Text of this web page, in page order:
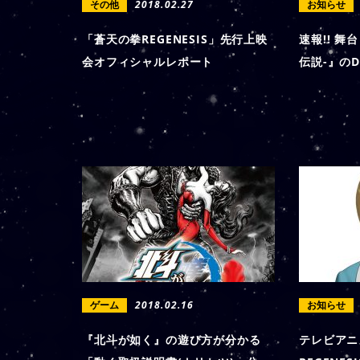
その他 2018.02.27
「蒼天の拳REGENESIS」先行上映
会オフィシャルレポート
お知らせ
速報!! 舞
伝説-』の
ゲーム 2018.02.16
『北斗が如く』の遊び方が分かる
お知らせ
テレビア